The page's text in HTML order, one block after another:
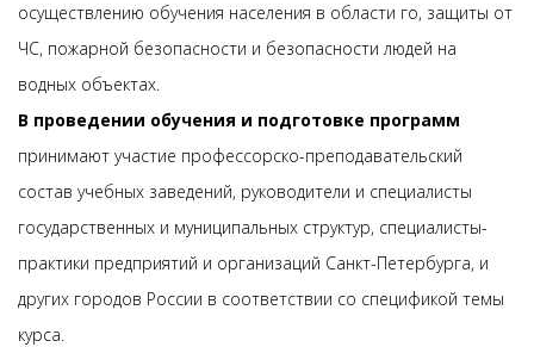
осуществлению обучения населения в области го, защиты от
ЧС, пожарной безопасности и безопасности людей на
водных объектах.
В проведении обучения и подготовке программ
принимают участие профессорско-преподавательский
состав учебных заведений, руководители и специалисты
государственных и муниципальных структур, специалисты-
практики предприятий и организаций Санкт-Петербурга, и
других городов России в соответствии со спецификой темы
курса.